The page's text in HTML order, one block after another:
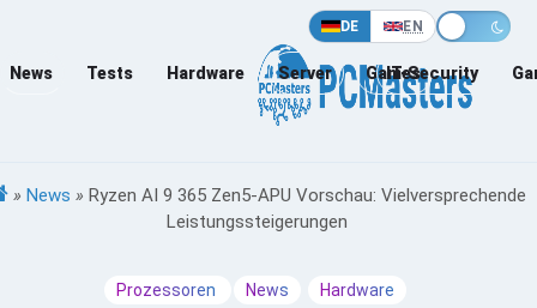
DE EN
News Tests Hardware Server Games
IT-Security
» News » Ryzen AI 9 365 Zen5-APU Vorschau: Vielversprechende
Leistungssteigerungen
Prozessoren News Hardware